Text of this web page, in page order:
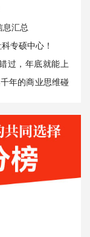
息汇总
专硕中心！
过，年底就能上
年的商业思维碰